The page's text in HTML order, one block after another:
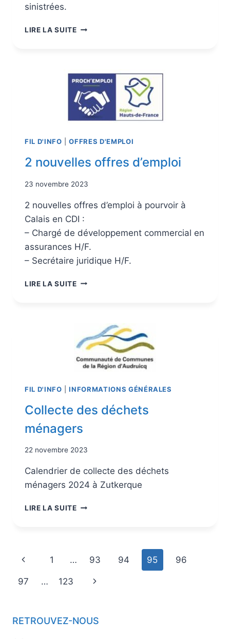
sinistrées.
LIRE LA SUITE
FIL D'INFO |OFFRES D'EMPLOI
2 nouvelles offres d’emploi
23 novembre 2023
2 nouvelles offres d’emploi à pourvoir à
Calais en CDI :
– Chargé de développement commercial en
assurances H/F.
– Secrétaire juridique H/F.
LIRE LA SUITE
FIL D'INFO |INFORMATIONS GÉNÉRALES
Collecte des déchets
ménagers
22 novembre 2023
Calendrier de collecte des déchets
ménagers 2024 à Zutkerque
LIRE LA SUITE
1 … 93 94 95 96
97 … 123
RETROUVEZ-NOUS